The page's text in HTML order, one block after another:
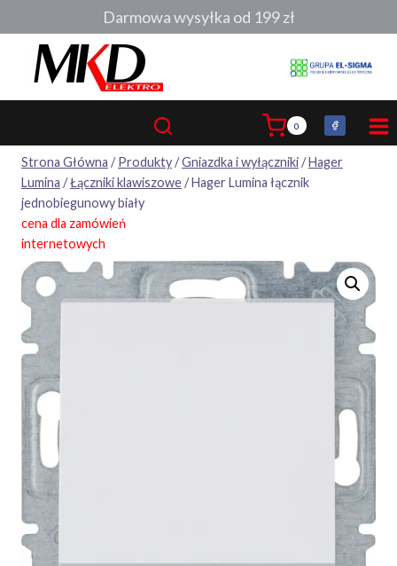
do
0
Strona Główna / Produkty/Gniazdka i wyłączniki/Hager
Lumina /Łączniki klawiszowe/Hager Lumina łącznik
jednobiegunowy biały
cena dla zamówień
internetowych
Darmowa wysyłka od 199 zł